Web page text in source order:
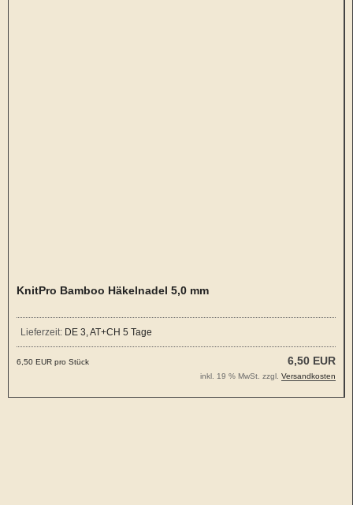
KnitPro Bamboo Häkelnadel 5,0 mm
Lieferzeit: DE 3, AT+CH 5 Tage
6,50 EUR
6,50 EUR pro Stück
inkl. 19 % MwSt. zzgl. Versandkosten